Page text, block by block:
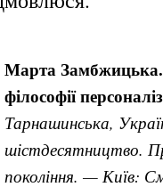
Марта Замбжицька.
філософії
Тарнашинська,
шістдесятництво.
покоління. — Київ: